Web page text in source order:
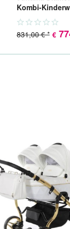
Kombi-
€
831,00 € *